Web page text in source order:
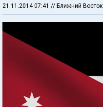
21.11.2014 07:41 // Ближний Восток